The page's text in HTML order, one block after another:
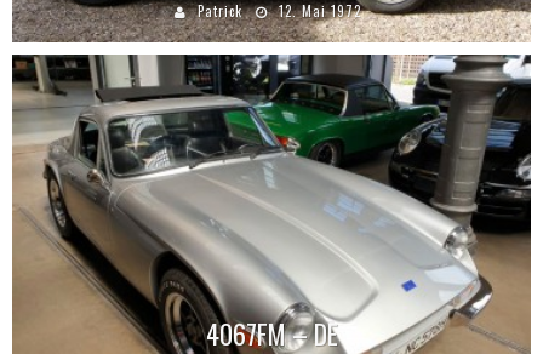
Patrick 12. Mai 1972
4067FM – DE